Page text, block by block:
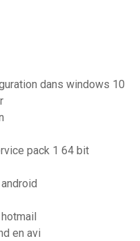
dans windows 10
pack 1 64 bit
en avi